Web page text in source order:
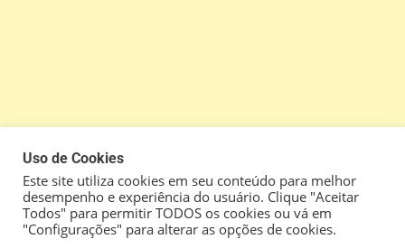
Uso de Cookies
Este site utiliza cookies em seu conteúdo para melhor
desempenho e experiência do usuário. Clique "Aceitar
Todos" para permitir TODOS os cookies ou vá em
"Configurações" para alterar as opções de cookies.